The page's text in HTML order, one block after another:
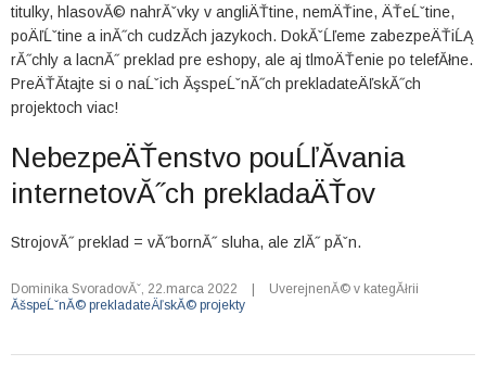
titulky, hlasovĂ© nahrĂˇvky v angliÄŤtine, nemÄŤine, ÄŤeĹˇtine,
poÄľĹˇtine a inĂ˝ch cudzĂ­ch jazykoch. DokĂˇĹľeme zabezpeÄŤiĹĄ
rĂ˝chly a lacnĂ˝ preklad pre eshopy, ale aj tlmoÄŤenie po telefĂłne.
PreÄŤĂ­tajte si o naĹˇich ĂşspeĹˇnĂ˝ch prekladateÄľskĂ˝ch
projektoch viac!
NebezpeÄŤenstvo pouĹľĂ­vania
internetovĂ˝ch prekladaÄŤov
StrojovĂ˝ preklad = vĂ˝bornĂ˝ sluha, ale zlĂ˝ pĂˇn.
Dominika SvoradovĂˇ, 22.marca 2022
UverejnenĂ© v kategĂłrii
ĂšspeĹˇnĂ© prekladateÄľskĂ© projekty